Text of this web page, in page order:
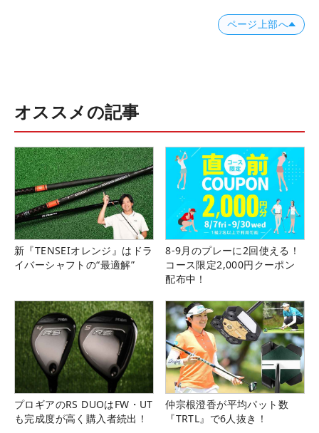
ページ上部へ
オススメの記事
新『TENSEIオレンジ』はドラ
イバーシャフトの“最適解”
8-9月のプレーに2回使える！
コース限定2,000円クーポン
配布中！
プロギアのRS DUOはFW・UT
も完成度が高く購入者続出！
仲宗根澄香が平均パット数
『TRTL』で6人抜き！